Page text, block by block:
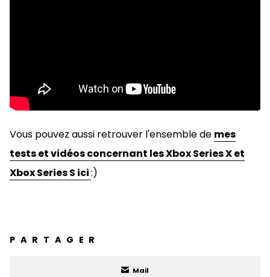
Vous pouvez aussi retrouver l'ensemble de mes
tests et vidéos concernant les Xbox Series X et
Xbox Series S ici:)
PARTAGER
Mail